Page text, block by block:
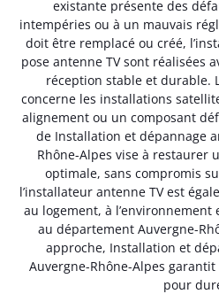
existante présente des
intempéries ou à un mauvais
doit être remplacé ou créé,
pose antenne TV sont réalisées
réception stable et durable.
concerne les installations
alignement ou un composant
de Installation et dépannage
Rhône-Alpes vise à restaurer
optimale, sans compromis
l’installateur antenne TV est
au logement, à
au département Auvergne-
approche, Installation et
Auvergne-Rhône-Alpes
pour